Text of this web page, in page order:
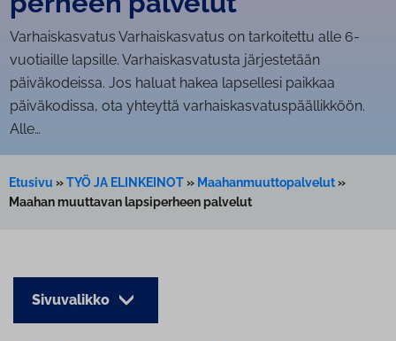
Var­hais­kas­va­tus Varhaiskasvatus on tarkoitettu alle 6-
vuotiaille lapsille. Varhaiskasvatusta järjestetään
päiväkodeissa. Jos haluat hakea lapsellesi paikkaa
päiväkodissa, ota yhteyttä varhaiskasvatuspäällikköön.
Alle…
Etusivu »TYÖ JA ELINKEINOT» Maahanmuuttopalvelut»
Maahan muuttavan lapsiperheen palvelut
Sivuvalikko